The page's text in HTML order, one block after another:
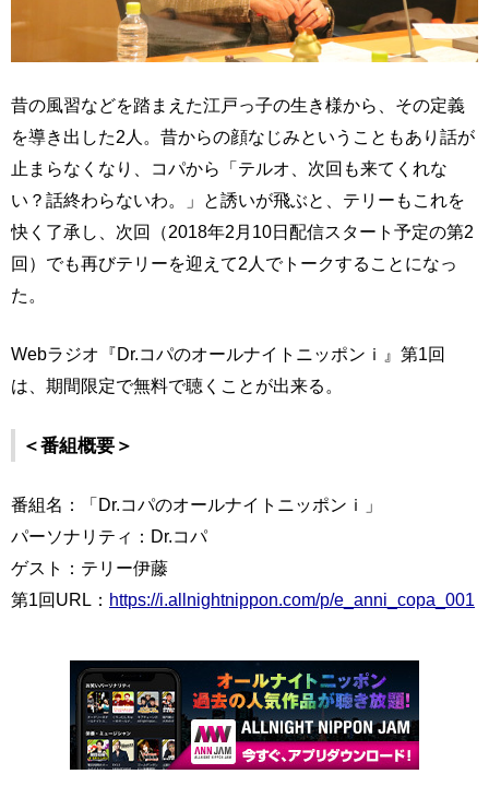
昔の風習などを踏まえた江戸っ子の生き様から、その定義
を導き出した2人。昔からの顔なじみということもあり話が
止まらなくなり、コパから「テルオ、次回も来てくれな
い？話終わらないわ。」と誘いが飛ぶと、テリーもこれを
快く了承し、次回（2018年2月10日配信スタート予定の第2
回）でも再びテリーを迎えて2人でトークすることになっ
た。
Webラジオ『Dr.コパのオールナイトニッポンｉ』第1回
は、期間限定で無料で聴くことが出来る。
＜番組概要＞
番組名：「Dr.コパのオールナイトニッポンｉ」
パーソナリティ：Dr.コパ
ゲスト：テリー伊藤
第1回URL： https://i.allnightnippon.com/p/e_anni_copa_001